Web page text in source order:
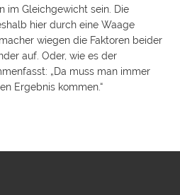
im Gleichgewicht sein. Die
hier durch eine Waage
wiegen die Faktoren beider
auf. Oder, wie es der
„Da muss man immer
Ergebnis kommen.“